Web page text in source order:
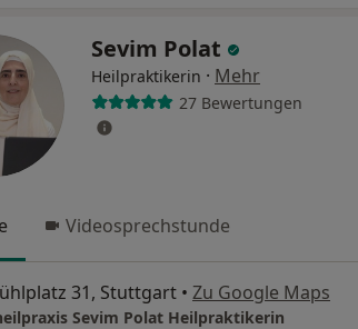
Sevim Polat
Heilpraktikerin · Mehr
27 Bewertungen
Videosprechstunde
31, Stuttgart • Zu Google Maps
Sevim Polat Heilpraktikerin